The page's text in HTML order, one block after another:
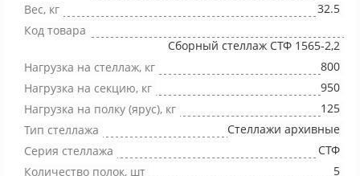
Вес, кг
32.5
Код товара
Сборный стеллаж СТФ 1565-2,2
Нагрузка на стеллаж, кг
800
Нагрузка на секцию, кг
950
Нагрузка на полку (ярус), кг
125
Тип стеллажа
Стеллажи архивные
Серия стеллажа
СТФ
Количество полок, шт
5